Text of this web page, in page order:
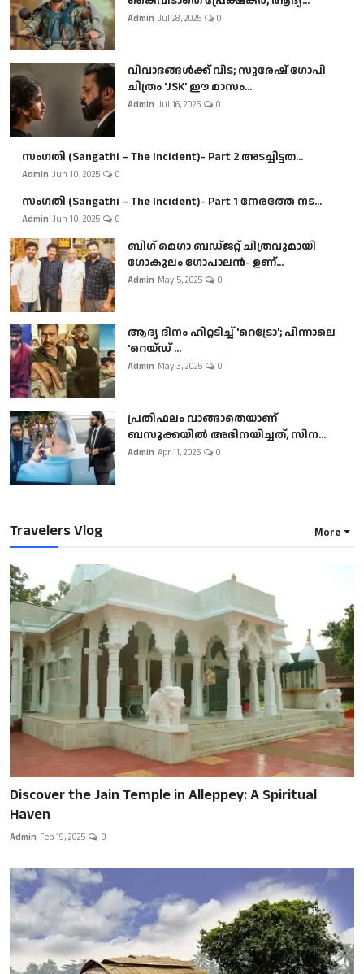
Admin Jul 28, 2025 0
വിവാദങ്ങൾക്ക് വിട; സുരേഷ് ഗോപി
ചിത്രം 'JSK' ഈ മാസം...
Admin Jul 16, 2025 0
സംഗതി (Sangathi – The Incident)- Part 2 അടച്ചിട്ടത...
Admin Jun 10, 2025 0
സംഗതി (Sangathi – The Incident)- Part 1 നേരത്തേ നട...
Admin Jun 10, 2025 0
ബി​ഗ് മെഗാ ബഡ്ജറ്റ് ചിത്രവുമായി
ഗോകുലം ഗോപാലൻ- ഉണ്...
Admin May 5, 2025 0
ആദ്യ ദിനം ഹിറ്റടിച്ച് 'റെട്രോ'; പിന്നാലെ
'റെയ്ഡ് ...
Admin May 3, 2025 0
പ്രതിഫലം വാങ്ങാതെയാണ്
ബസൂക്കയില്‍ അഭിനയിച്ചത്, സിന...
Admin Apr 11, 2025 0
Travelers Vlog More
Discover the Jain Temple in Alleppey: A Spiritual
Haven
Admin Feb 19, 2025 0